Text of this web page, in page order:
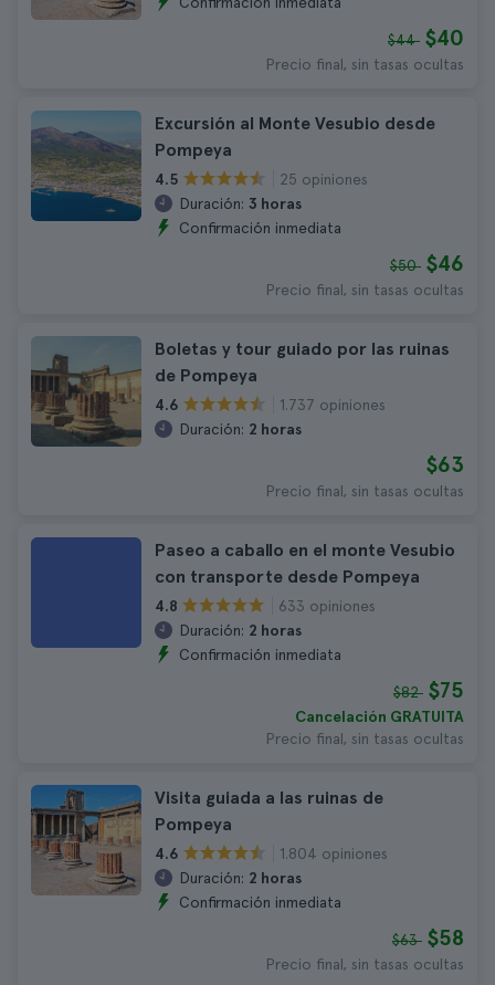
$44 $40
Precio final, sin tasas ocultas
Excursión al Monte Vesubio desde
Pompeya
4.5
25 opiniones
Duración: 3 horas
Confirmación inmediata
$50 $46
Precio final, sin tasas ocultas
Boletas y tour guiado por las ruinas
de Pompeya
4.6
1.737 opiniones
Duración: 2 horas
$63
Precio final, sin tasas ocultas
Paseo a caballo en el monte Vesubio
con transporte desde Pompeya
4.8
633 opiniones
Duración: 2 horas
Confirmación inmediata
$82 $75
Cancelación GRATUITA
Precio final, sin tasas ocultas
Visita guiada a las ruinas de
Pompeya
4.6
1.804 opiniones
Duración: 2 horas
Confirmación inmediata
$63 $58
Precio final, sin tasas ocultas